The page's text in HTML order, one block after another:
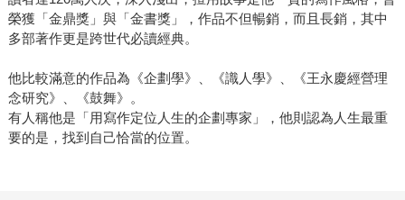
榮獲「金鼎獎」與「金書獎」，作品不但暢銷，而且長銷，其中
多部著作更是跨世代必讀經典。
他比較滿意的作品為《企劃學》、《識人學》、《王永慶經營理
念研究》、《鼓舞》。
有人稱他是「用寫作定位人生的企劃專家」，他則認為人生最重
要的是，找到自己恰當的位置。